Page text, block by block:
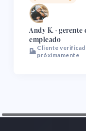
de campañas.
tiempo a
liderazgo
rendimiento y
🌏
Andy K. ·
empleado
Cliente
próximamente